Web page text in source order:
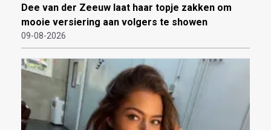
Dee van der Zeeuw laat haar topje zakken om
mooie versiering aan volgers te showen
09-08-2026